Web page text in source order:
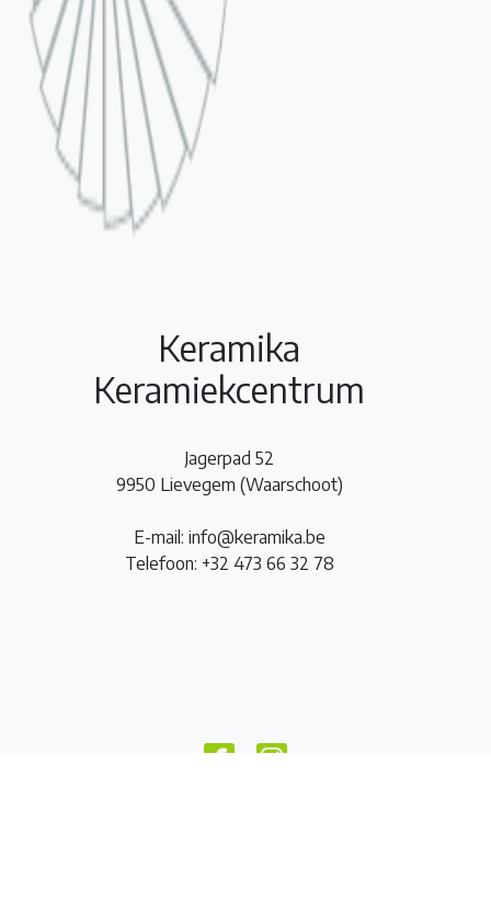
Keramika
Keramiekcentrum
Jagerpad 52
9950 Lievegem (Waarschoot)
E-mail: info@keramika.be
Telefoon: +32 473 66 32 78